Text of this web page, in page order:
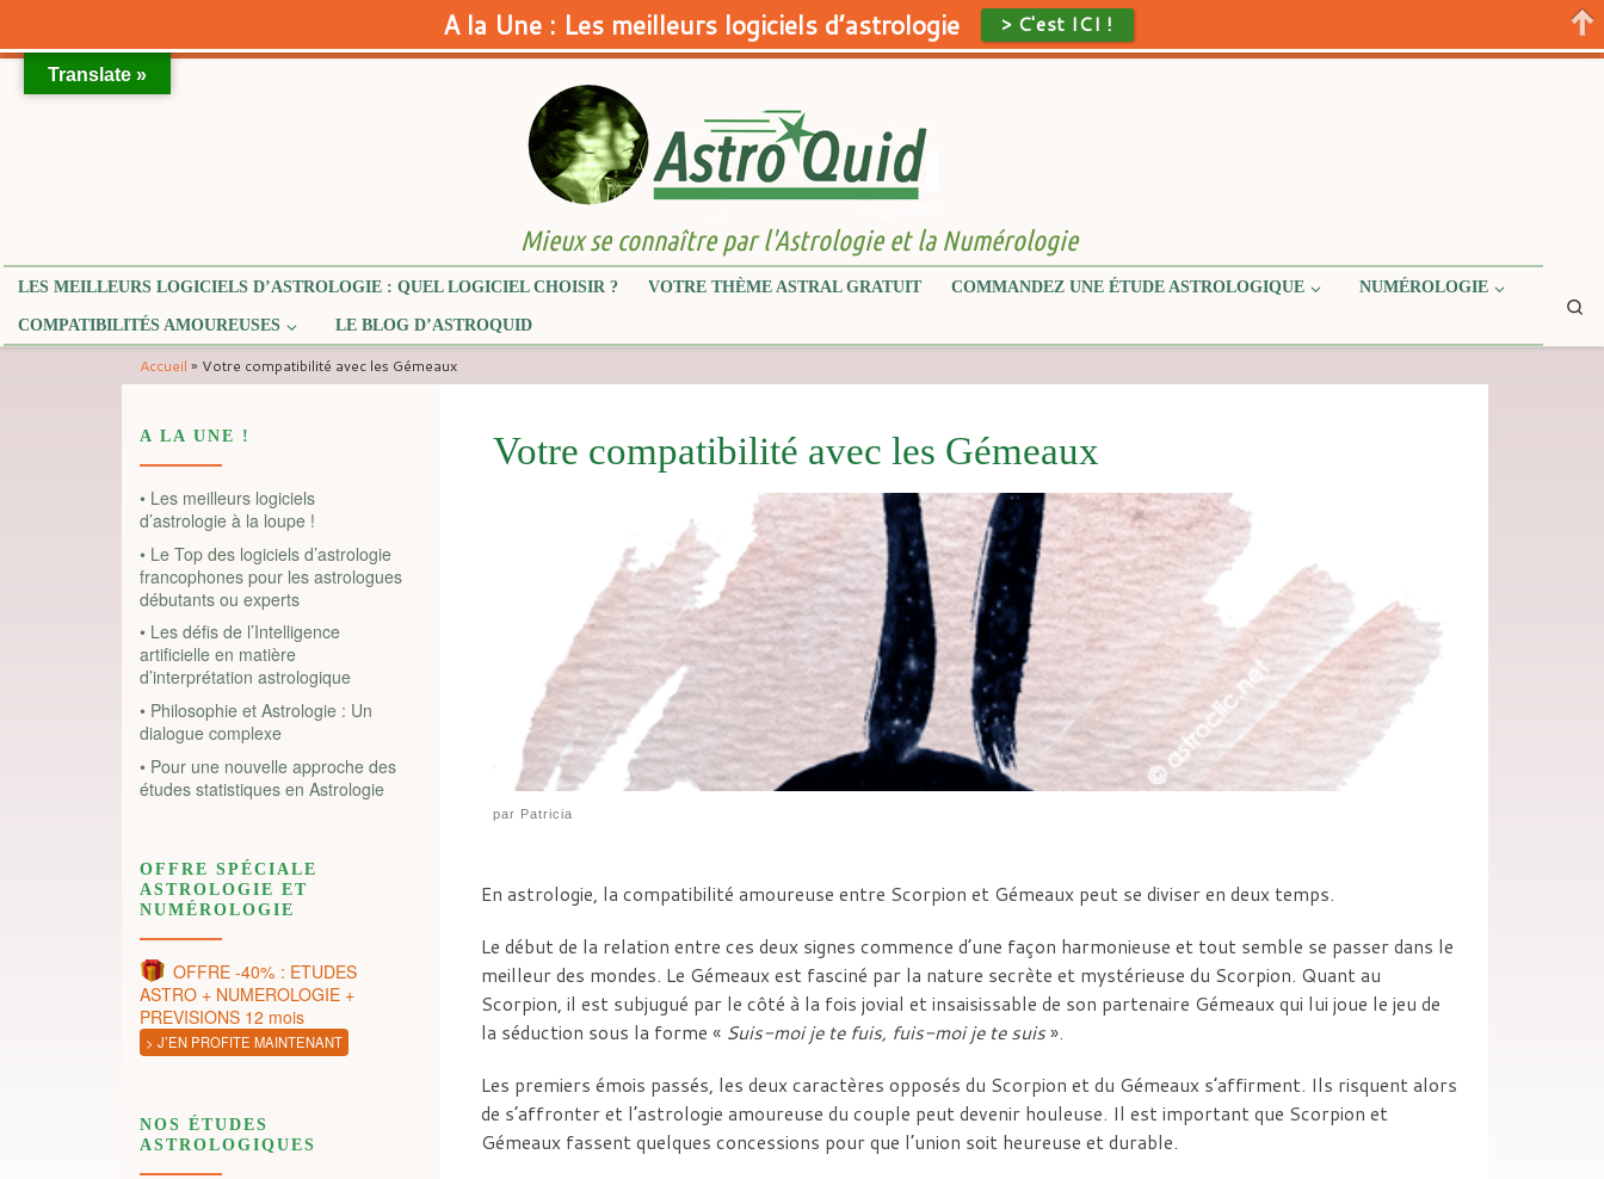
Skip to content
Mieux se connaître par l'Astrologie et la Numérologie
LES MEILLEURS LOGICIELS D’ASTROLOGIE : QUEL LOGICIEL CHOISIR ? VOTRE THÈME ASTRAL GRATUIT COMMANDEZ UNE ÉTUDE ASTROLOGIQUE
NUMÉROLOGIE
COMPATIBILITÉS AMOUREUSES
LE BLOG D’ASTROQUID
Accueil » Votre compatibilité avec les Gémeaux
Votre compatibilité avec les Gémeaux
par Patricia
En astrologie, la compatibilité amoureuse entre Scorpion et Gémeaux peut se diviser en deux temps.
Le début de la relation entre ces deux signes commence d’une façon harmonieuse et tout semble se passer dans le
meilleur des mondes. Le Gémeaux est fasciné par la nature secrète et mystérieuse du Scorpion. Quant au
Scorpion, il est subjugué par le côté à la fois jovial et insaisissable de son partenaire Gémeaux qui lui joue le jeu de
la séduction sous la forme « Suis-moi je te fuis, fuis-moi je te suis».
Les premiers émois passés, les deux caractères opposés du Scorpion et du Gémeaux s’affirment. Ils risquent alors
de s’affronter et l’astrologie amoureuse du couple peut devenir houleuse. Il est important que Scorpion et
Gémeaux fassent quelques concessions pour que l’union soit heureuse et durable.
A LA UNE !
• Les meilleurs logiciels
d’astrologie à la loupe !
• Le Top des logiciels d’astrologie
francophones pour les astrologues
débutants ou experts
• Les défis de l’Intelligence
artificielle en matière
d’interprétation astrologique
• Philosophie et Astrologie : Un
dialogue complexe
• Pour une nouvelle approche des
études statistiques en Astrologie
OFFRE SPÉCIALE
ASTROLOGIE ET
NUMÉROLOGIE
OFFRE -40% : ETUDES
ASTRO + NUMEROLOGIE +
PREVISIONS 12 mois
> J’EN PROFITE MAINTENANT
NOS ÉTUDES
ASTROLOGIQUES
Translate »
A la Une : Les meilleurs logiciels d’astrologie > C'est ICI !